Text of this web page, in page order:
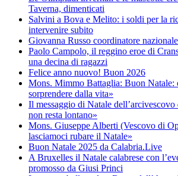
Taverna, dimenticati
Salvini a Bova e Melito: i soldi per la
intervenire subito
Giovanna Russo coordinatore
Paolo Campolo, il reggino eroe di
una decina di ragazzi
Felice anno nuovo! Buon 2026
Mons. Mimmo Battaglia: Buon Natale:
sorprendere dalla vita»
Il messaggio di Natale
non resta lontano»
Mons. Giuseppe Alberti (Vescovo di
lasciamoci rubare il Natale»
Buon Natale 2025 da Calabria.Live
A Bruxelles il Natale calabrese con
promosso da Giusi Princi